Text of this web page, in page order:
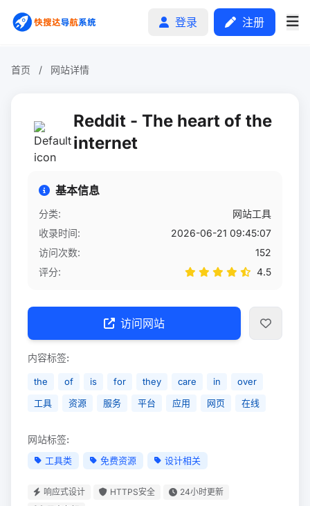
登录 注册
分类排行
自助广告
首页 / 网站详情
Reddit - The heart of the
internet
基本信息
分类:
网站工具
收录时间:
2026-06-21 09:45:07
访问次数:
152
评分:
4.5
访问网站
内容标签:
the of is for they care in
over
工具
资源 服务 平台 应用 网页 在线
网站标签:
工具类 免费资源 设计相关
响应式设计 HTTPS安全
24小时更新